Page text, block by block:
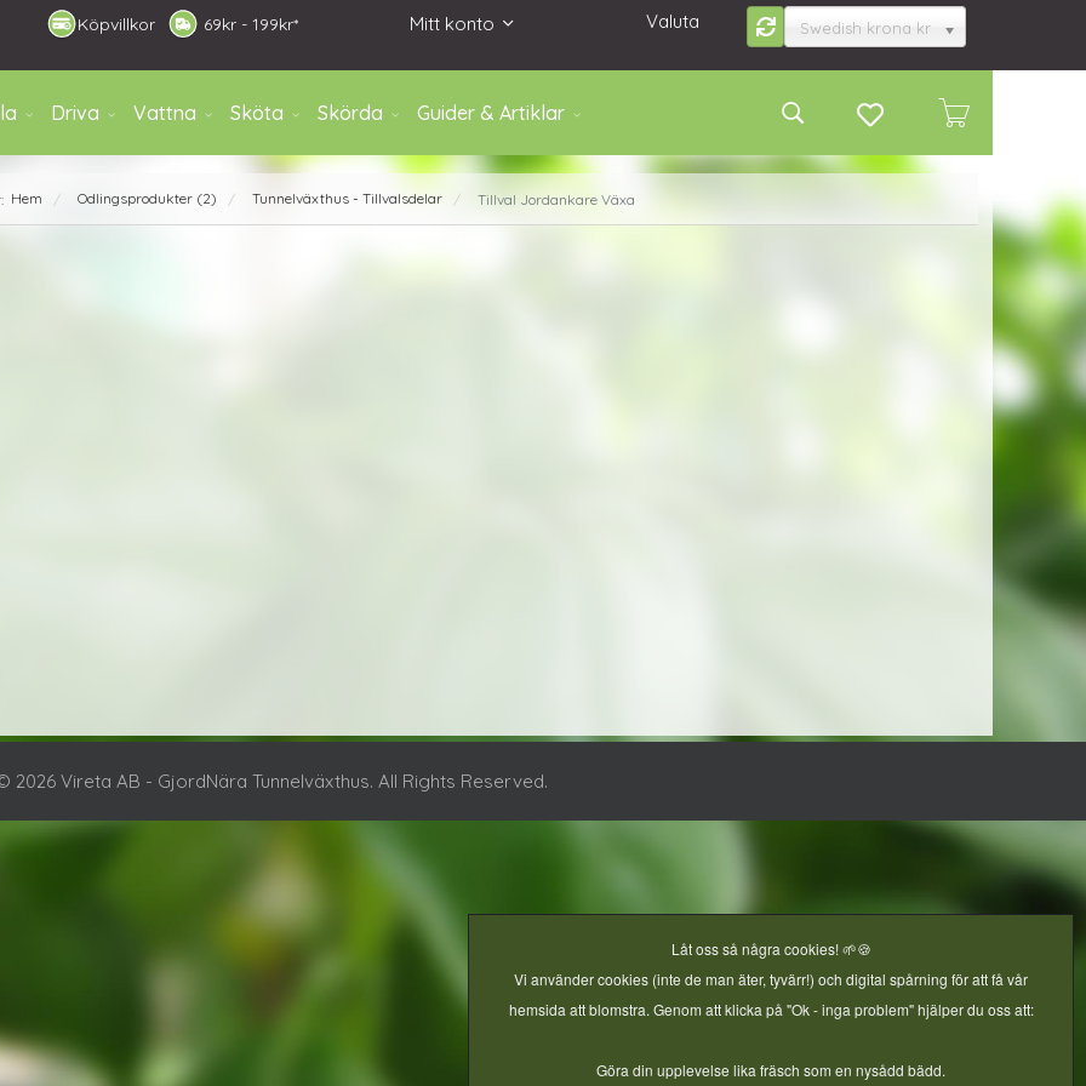
Mitt konto
69kr - 199kr*
Köpvillkor Valuta Swedish krona kr
Driva Vattna Sköta Skörda Guider & Artiklar
Hem / Odlingsprodukter (2) / Tunnelväxthus - Tillvalsdelar / Tillval Jordankare Växa
2026 Vireta AB - GjordNära Tunnelväxthus. All Rights Reserved.
Låt oss så några cookies! 🌱🍪
Vi använder cookies (inte de man äter, tyvärr!) och digital spårning för att få vår
hemsida att blomstra. Genom att klicka på "Ok - inga problem" hjälper du oss att:
Göra din upplevelse lika fräsch som en nysådd bädd.